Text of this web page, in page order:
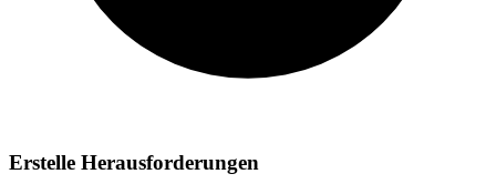
Erstelle Herausforderungen